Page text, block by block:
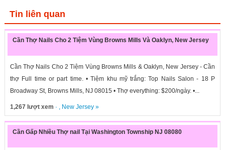
Tin liên quan
Cần Thợ Nails Cho 2 Tiệm Vùng Browns Mills Và Oaklyn, New Jersey
Cần Thợ Nails Cho 2 Tiệm Vùng Browns Mills & Oaklyn, New Jersey - Cần
thợ Full time or part time. • Tiệm khu mỹ trắng: Top Nails Salon - 18 P
Broadway St, Browns Mills, NJ 08015 • Thợ everything: $200/ngày. •...
1,267 lượt xem · , New Jersey»
Cần Gấp Nhiều Thợ nail Tại Washington Township NJ 08080